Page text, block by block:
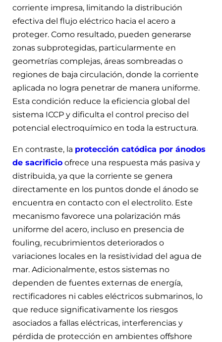
corriente impresa, limitando la distribución
efectiva del flujo eléctrico hacia el acero a
proteger. Como resultado, pueden generarse
zonas subprotegidas, particularmente en
geometrías complejas, áreas sombreadas o
regiones de baja circulación, donde la corriente
aplicada no logra penetrar de manera uniforme.
Esta condición reduce la eficiencia global del
sistema ICCP y dificulta el control preciso del
potencial electroquímico en toda la estructura.
En contraste, la protección catódica por ánodos
de sacrificio ofrece una respuesta más pasiva y
distribuida, ya que la corriente se genera
directamente en los puntos donde el ánodo se
encuentra en contacto con el electrolito. Este
mecanismo favorece una polarización más
uniforme del acero, incluso en presencia de
fouling, recubrimientos deteriorados o
variaciones locales en la resistividad del agua de
mar. Adicionalmente, estos sistemas no
dependen de fuentes externas de energía,
rectificadores ni cables eléctricos submarinos, lo
que reduce significativamente los riesgos
asociados a fallas eléctricas, interferencias y
pérdida de protección en ambientes offshore